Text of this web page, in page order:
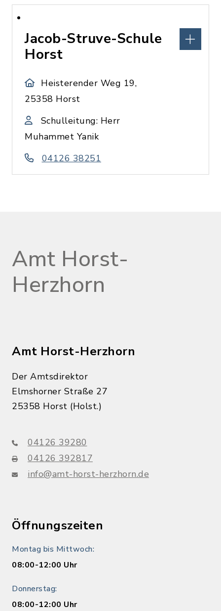
Jacob-Struve-Schule
Horst
Heisterender Weg 19,
25358 Horst
Schulleitung: Herr
Muhammet Yanik
04126 38251
Amt Horst-
Herzhorn
Amt Horst-Herzhorn
Der Amtsdirektor
Elmshorner Straße 27
25358 Horst (Holst.)
04126 39280
04126 392817
info@amt-horst-herzhorn.de
Öffnungszeiten
Montag bis Mittwoch:
08:00-12:00 Uhr
Donnerstag:
08:00-12:00 Uhr